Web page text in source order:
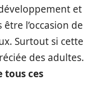
et
l’occasion de
Surtout si cette
des adultes.
tous ces